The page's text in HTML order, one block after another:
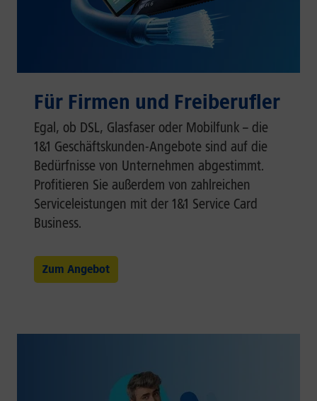
Für Firmen und Freiberufler
Egal, ob DSL, Glasfaser oder Mobilfunk – die
1&1 Geschäftskunden-Angebote sind auf die
Bedürfnisse von Unternehmen abgestimmt.
Profitieren Sie außerdem von zahlreichen
Serviceleistungen mit der 1&1 Service Card
Business.
Zum Angebot